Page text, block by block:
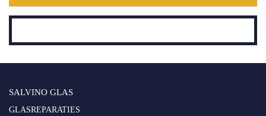
SALVINO GLAS
GLASREPARATIES